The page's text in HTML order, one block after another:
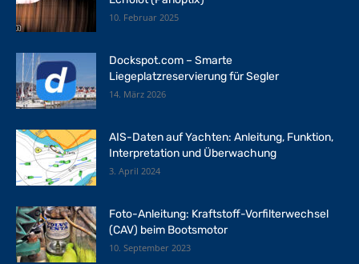
10. Februar 2025
Dockspot.com – Smarte
Liegeplatzreservierung für Segler
14. März 2026
AIS-Daten auf Yachten: Anleitung, Funktion,
Interpretation und Überwachung
3. April 2024
Foto-Anleitung: Kraftstoff-Vorfilterwechsel
(CAV) beim Bootsmotor
10. September 2023